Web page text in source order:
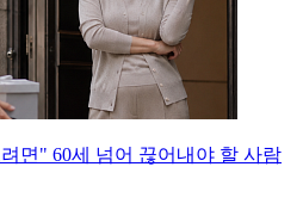
면" 60세 넘어 끊어내야 할 사람